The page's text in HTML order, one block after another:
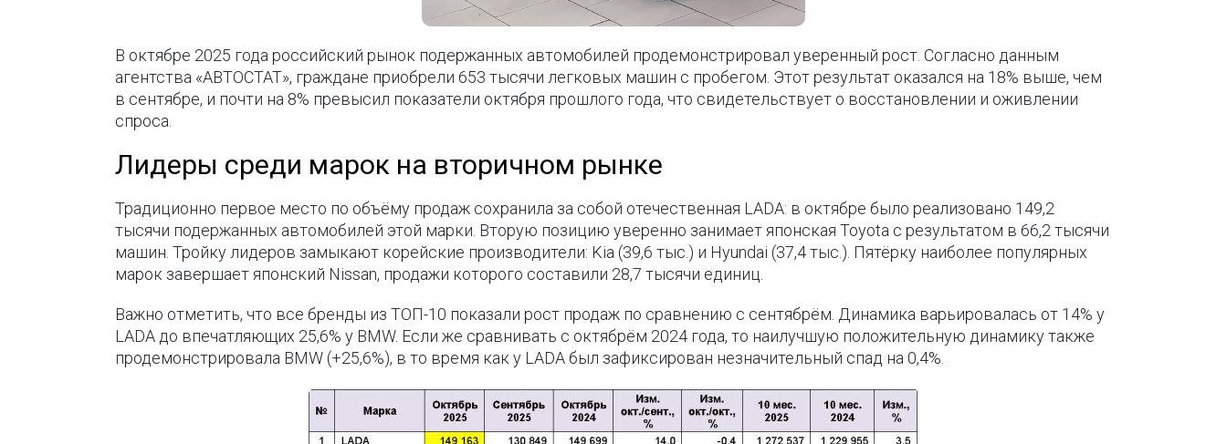
В октябре 2025 года российский рынок подержанных автомобилей продемонстрировал уверенный рост. Согласно данным
агентства «АВТОСТАТ», граждане приобрели 653 тысячи легковых машин с пробегом. Этот результат оказался на 18% выше, чем
в сентябре, и почти на 8% превысил показатели октября прошлого года, что свидетельствует о восстановлении и оживлении
спроса.
Лидеры среди марок на вторичном рынке
Традиционно первое место по объёму продаж сохранила за собой отечественная LADA: в октябре было реализовано 149,2
тысячи подержанных автомобилей этой марки. Вторую позицию уверенно занимает японская Toyota с результатом в 66,2 тысячи
машин. Тройку лидеров замыкают корейские производители: Kia (39,6 тыс.) и Hyundai (37,4 тыс.). Пятёрку наиболее популярных
марок завершает японский Nissan, продажи которого составили 28,7 тысячи единиц.
Важно отметить, что все бренды из ТОП-10 показали рост продаж по сравнению с сентябрём. Динамика варьировалась от 14% у
LADA до впечатляющих 25,6% у BMW. Если же сравнивать с октябрём 2024 года, то наилучшую положительную динамику также
продемонстрировала BMW (+25,6%), в то время как у LADA был зафиксирован незначительный спад на 0,4%.